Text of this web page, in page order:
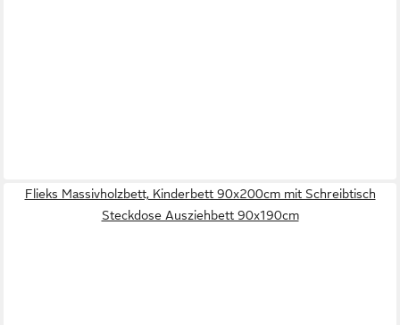
Flieks Massivholzbett, Kinderbett 90x200cm mit Schreibtisch
Steckdose Ausziehbett 90x190cm